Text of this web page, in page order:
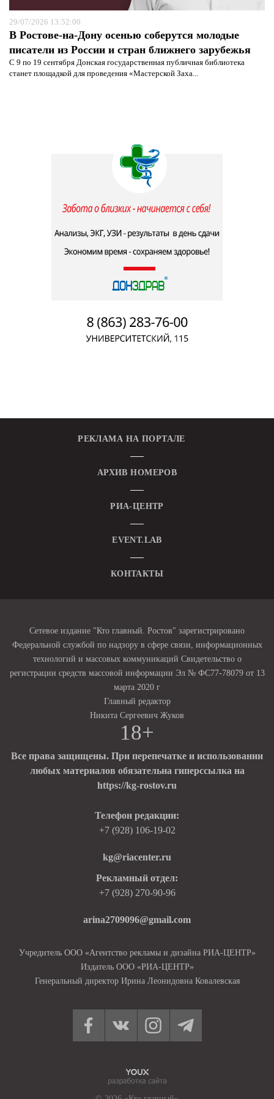
29/07/2026 13:52:00
В Ростове-на-Дону осенью соберутся молодые
писатели из России и стран ближнего зарубежья
С 9 по 19 сентября Донская государственная публичная библиотека
станет площадкой для проведения «Мастерской Заха...
РЕКЛАМА НА ПОРТАЛЕ
АРХИВ НОМЕРОВ
РИА-ЦЕНТР
EVENT.LAB
КОНТАКТЫ
Сетевое издание "Кто главный. Ростов" зарегистрировано
Федеральной службой по надзору в сфере связи, информационных
технологий и массовых коммуникаций Свидетельство о
регистрации средств массовой информации Эл № ФС77-78079 от 13
марта 2020 г
Главный редактор
Никита Сергеевич Жуков
18+
Все права защищены. При перепечатке и использовании
любых материалов обязательна гиперссылка на
https://kg-rostov.ru
Телефон редакции:
+7 (928) 106-19-02
kg@riacenter.ru
Рекламный отдел:
+7 (928) 270-90-96
arina2709096@gmail.com
Учредитель ООО «Агентство рекламы и дизайна РИА-ЦЕНТР»
Издатель ООО «РИА-ЦЕНТР»
Генеральный директор Ирина Леонидовна Ковалевская